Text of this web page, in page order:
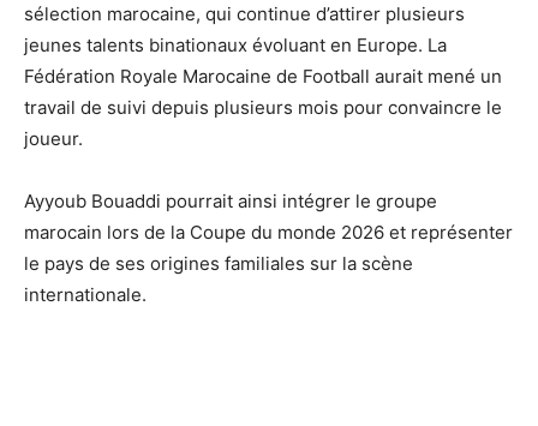
sélection marocaine, qui continue d’attirer plusieurs
jeunes talents binationaux évoluant en Europe. La
Fédération Royale Marocaine de Football aurait mené un
travail de suivi depuis plusieurs mois pour convaincre le
joueur.
Ayyoub Bouaddi pourrait ainsi intégrer le groupe
marocain lors de la Coupe du monde 2026 et représenter
le pays de ses origines familiales sur la scène
internationale.